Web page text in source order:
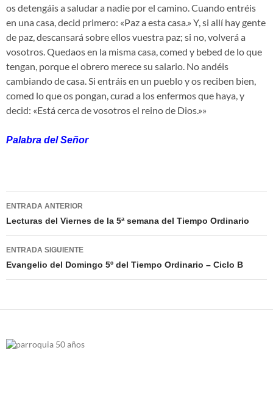
os detengáis a saludar a nadie por el camino. Cuando entréis
en una casa, decid primero: «Paz a esta casa.» Y, si allí hay gente
de paz, descansará sobre ellos vuestra paz; si no, volverá a
vosotros. Quedaos en la misma casa, comed y bebed de lo que
tengan, porque el obrero merece su salario. No andéis
cambiando de casa. Si entráis en un pueblo y os reciben bien,
comed lo que os pongan, curad a los enfermos que haya, y
decid: «Está cerca de vosotros el reino de Dios.»»
Palabra del Señor
Navegación
de
entradas
ENTRADA ANTERIOR
Lecturas del Viernes de la 5ª semana del Tiempo Ordinario
ENTRADA SIGUIENTE
Evangelio del Domingo 5º del Tiempo Ordinario – Ciclo B